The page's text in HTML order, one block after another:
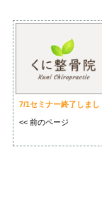
7/1セミナー終了しまし
<< 前のページ